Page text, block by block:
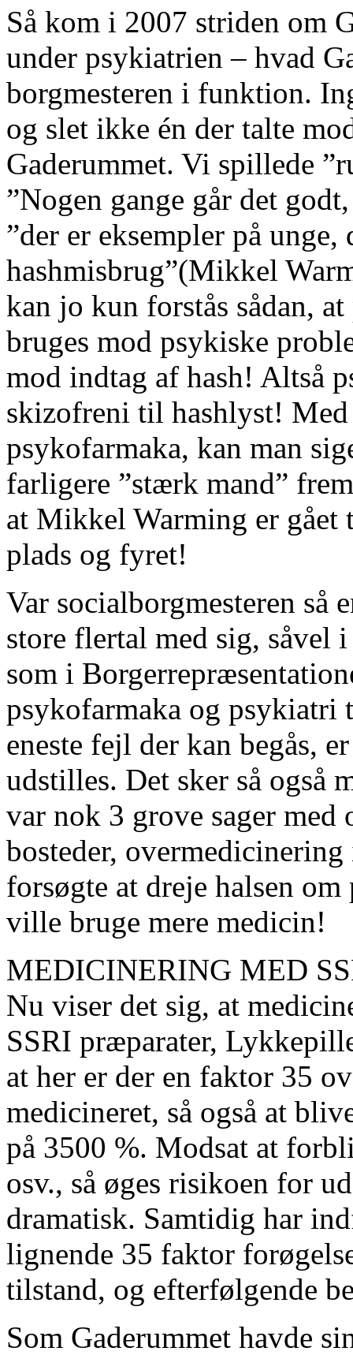
Så kom i 2007 striden om
under psykiatrien – hvad
borgmesteren i funktion.
og slet ikke én der talte
Gaderummet. Vi spillede
”Nogen gange går det
”der er eksempler på
hashmisbrug”(Mikkel
kan jo kun forstås sådan,
bruges mod psykiske
mod indtag af hash! Altså
skizofreni til hashlyst! Med
psykofarmaka, kan man
farligere ”stærk mand”
at Mikkel Warming er gået
plads og fyret!
Var socialborgmesteren så
store flertal med sig, såvel
som i
psykofarmaka og psykiatri
eneste fejl der kan begås,
udstilles. Det sker så også
var nok 3 grove sager
bosteder,
forsøgte at dreje halsen
ville bruge mere medicin!
MEDICINERING MED
Nu viser det sig, at
SSRI præparater,
at her er der en faktor 35
medicineret, så også at
på 3500 %. Modsat at
osv., så øges risikoen for
dramatisk. Samtidig har
lignende 35 faktor
tilstand, og efterfølgende
Som Gaderummet havde